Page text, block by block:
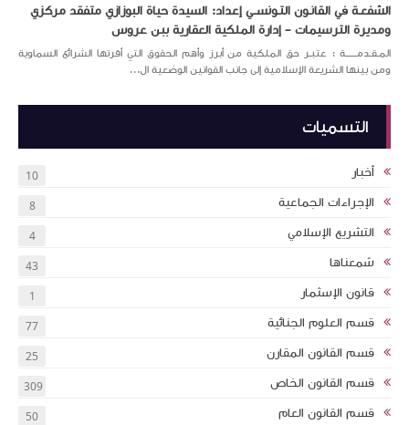
الشفعـة في القانـون التـونســي إعداد: السيدة حياة البوزازي متفقد مركزي
ومديرة الترسيمات – إدارة الملكية العقارية ببن عروس
المـقـدمــــــة : عتبـر حق الملكية من أبرز وأهم الحقوق التي أقرتها الشرائع السماوية
ومن بينها الشريعة الإسلامية إلى جانب القوانين الوضعية ال...
التسميات
أخبار 10
الإجراءات الجماعية 8
التشريع الإسلامي 4
شمعناها 43
قانون الإسثمار 1
قسم العلوم الجنائية 77
قسم القانون المقارن 25
قسم القانون الخاص 309
قسم القانون العام 50